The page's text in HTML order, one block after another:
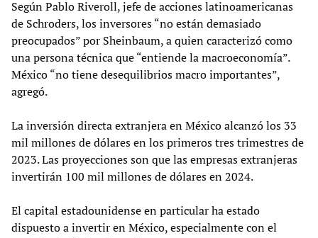
Según Pablo Riveroll, jefe de acciones latinoamericanas
de Schroders, los inversores “no están demasiado
preocupados” por Sheinbaum, a quien caracterizó como
una persona técnica que “entiende la macroeconomía”.
México “no tiene desequilibrios macro importantes”,
agregó.
La inversión directa extranjera en México alcanzó los 33
mil millones de dólares en los primeros tres trimestres de
2023. Las proyecciones son que las empresas extranjeras
invertirán 100 mil millones de dólares en 2024.
El capital estadounidense en particular ha estado
dispuesto a invertir en México, especialmente con el